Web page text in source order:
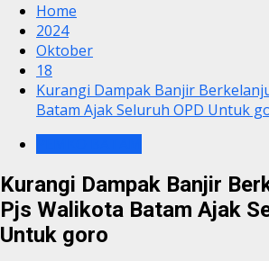
Home
2024
Oktober
18
Kurangi Dampak Banjir
Batam Ajak Seluruh OPD Untuk
Kurangi Dampak Banjir
Pjs Walikota Batam Ajak
Untuk goro